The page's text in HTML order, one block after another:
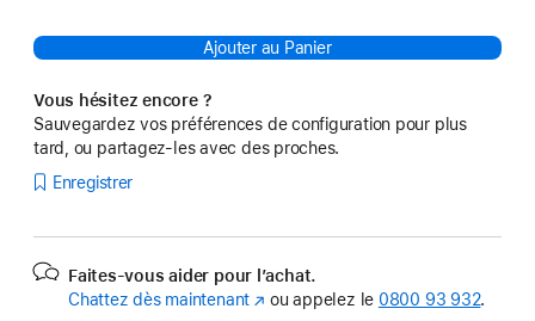
Ajouter au Panier
Vous hésitez encore ?
Sauvegardez vos préférences de configuration pour plus
tard, ou partagez-les avec des proches.
Enregistrer
Faites-vous aider pour l’achat.
Chattez dès maintenant (s’ouvre
ou appelez le 0800 93 932.